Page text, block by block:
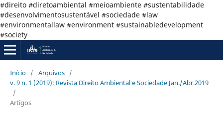
#direito #diretoambiental #meioambiente #sustentabilidade
#desenvolvimentosustentável #sociedade #law
#environmentallaw #environment #sustainabledevelopment
#society
Início / Arquivos /
v. 9 n. 1 (2019): Revista Direito Ambiental e Sociedade Jan./Abr.2019
/
Artigos